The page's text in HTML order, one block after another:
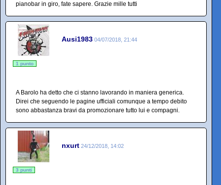
pianobar in giro, fate sapere. Grazie mille tutti
Ausi1983 04/07/2018, 21:44
1 punto
A Barolo ha detto che ci stanno lavorando in maniera generica.
Direi che seguendo le pagine ufficiali comunque a tempo debito
sono abbastanza bravi da promozionare tutto lui e compagni.
nxurt 24/12/2018, 14:02
3 punti